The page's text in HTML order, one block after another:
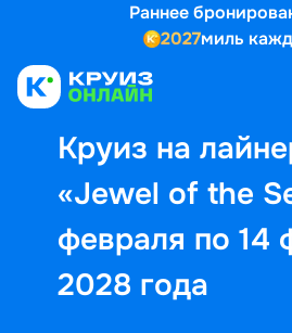
Раннее
2027миль
Круиз на
«Jewel of the
февраля по 14
2028 года
Выбор кают